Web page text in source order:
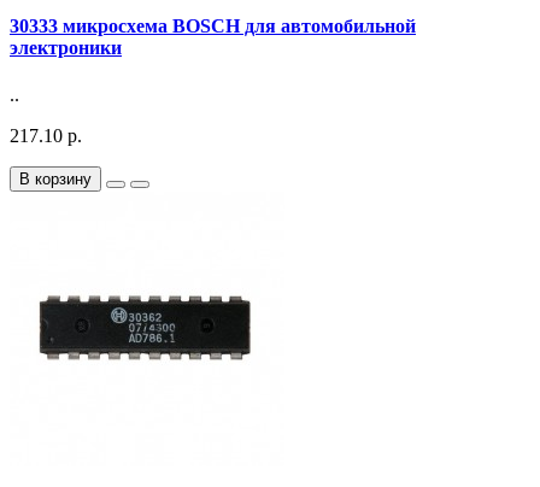
30333 микросхема BOSCH для автомобильной
электроники
..
217.10 р.
В корзину